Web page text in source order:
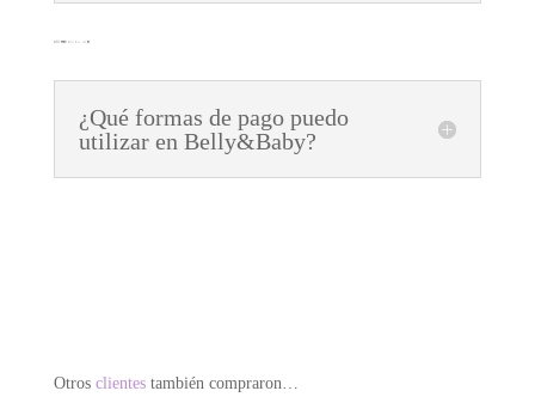
¿Qué formas de pago puedo
utilizar en Belly&Baby?
Otros clientestambién compraron…